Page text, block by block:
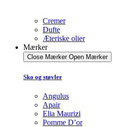
Cremer
Dufte
Æteriske olier
Mærker
Close Mærker Open Mærker
Sko og støvler
Angulus
Apair
Elia Maurizi
Pomme D’or